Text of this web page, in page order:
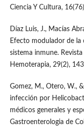
Ciencia Y Cultura,
Díaz Luis, J., Macías
Efecto modulador de la
sistema inmune.
Hemoterapia, 29(2),
Gomez, M., Otero, W.,
infección por
médicos generales y
Gastroenterologia de